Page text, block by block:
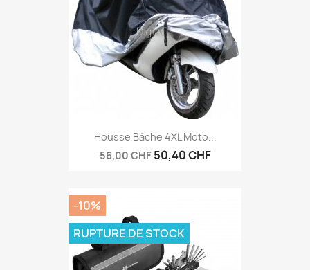
Housse Bâche 4XL Moto...
56,00 CHF 50,40 CHF
-10%
RUPTURE DE STOCK